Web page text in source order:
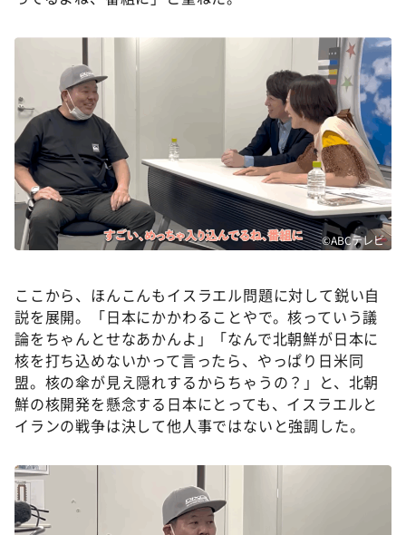
©ABCテレビ
ここから、ほんこんもイスラエル問題に対して鋭い自
説を展開。「日本にかかわることやで。核っていう議
論をちゃんとせなあかんよ」「なんで北朝鮮が日本に
核を打ち込めないかって言ったら、やっぱり日米同
盟。核の傘が見え隠れするからちゃうの？」と、北朝
鮮の核開発を懸念する日本にとっても、イスラエルと
イランの戦争は決して他人事ではないと強調した。